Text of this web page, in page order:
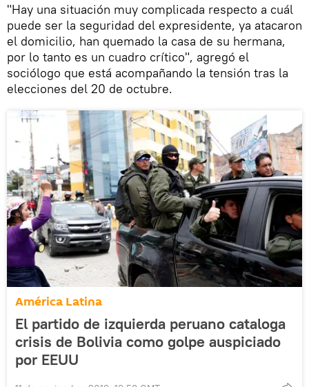
"Hay una situación muy complicada respecto a cuál
puede ser la seguridad del expresidente, ya atacaron
el domicilio, han quemado la casa de su hermana,
por lo tanto es un cuadro crítico", agregó el
sociólogo que está acompañando la tensión tras la
elecciones del 20 de octubre.
América Latina
El partido de izquierda peruano cataloga
crisis de Bolivia como golpe auspiciado
por EEUU